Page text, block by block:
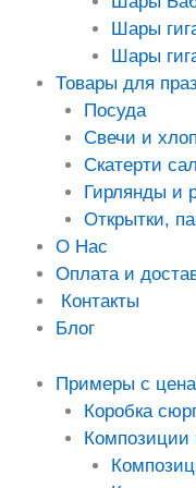
Шары
Шары
Товары для
Посуда
Свечи и
Скатерти
Гирлянды и
Открытки,
О Нас
Оплата и
Контакты
Блог
Примеры с
Коробка
Композиции